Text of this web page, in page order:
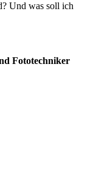
Und was soll ich
Fototechniker